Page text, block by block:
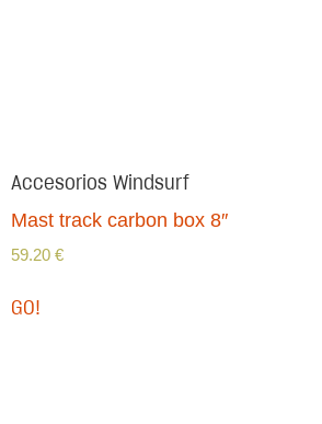
Accesorios Windsurf
Mast track carbon box 8″
59.20 €
GO!